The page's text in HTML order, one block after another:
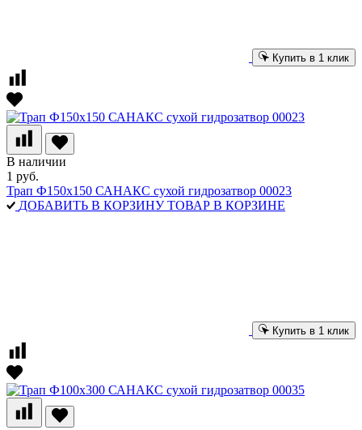
Купить в 1 клик
В наличии
1 руб.
Трап Ф150х150 САНАКС сухой гидрозатвор 00023
ДОБАВИТЬ В КОРЗИНУ ТОВАР В КОРЗИНЕ
Купить в 1 клик